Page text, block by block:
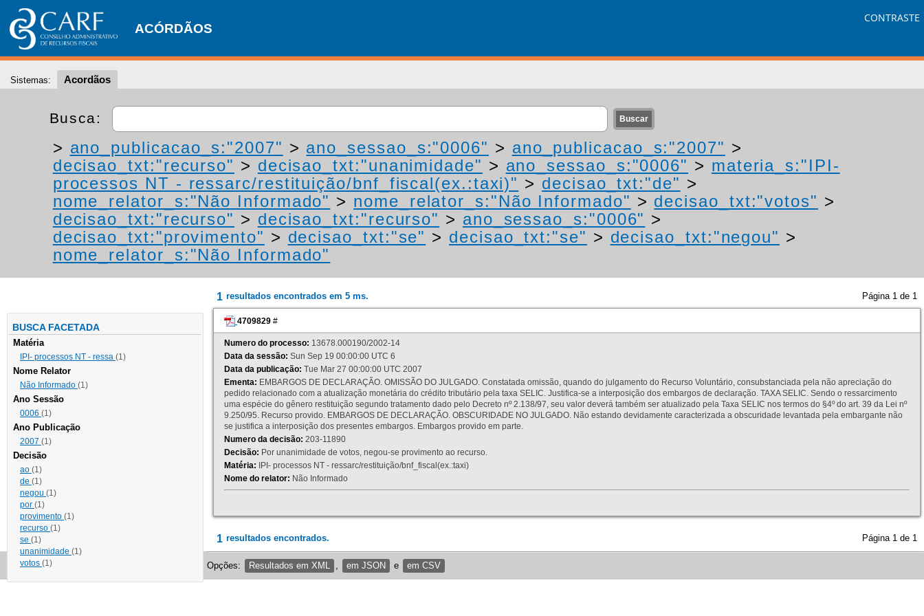
ACÓRDÃOS
CONTRASTE
Sistemas: Acordãos
Busca:
> ano_publicacao_s:"2007" > ano_sessao_s:"0006" > ano_publicacao_s:"2007" >
decisao_txt:"recurso" > decisao_txt:"unanimidade" > ano_sessao_s:"0006" > materia_s:"IPI-
processos NT - ressarc/restituição/bnf_fiscal(ex.:taxi)" > decisao_txt:"de" >
nome_relator_s:"Não Informado" > nome_relator_s:"Não Informado" > decisao_txt:"votos" >
decisao_txt:"recurso" > decisao_txt:"recurso" > ano_sessao_s:"0006" >
decisao_txt:"provimento" > decisao_txt:"se" > decisao_txt:"se" > decisao_txt:"negou" >
nome_relator_s:"Não Informado"
BUSCA FACETADA
Matéria
IPI- processos NT - ressa (1)
Nome Relator
Não Informado (1)
Ano Sessão
0006 (1)
Ano Publicação
2007 (1)
Decisão
ao (1)
de (1)
negou (1)
por (1)
provimento (1)
recurso (1)
se (1)
unanimidade (1)
votos (1)
1 resultados encontrados em 5 ms. Página 1 de 1
4709829 #
Numero do processo: 13678.000190/2002-14
Data da sessão: Sun Sep 19 00:00:00 UTC 6
Data da publicação: Tue Mar 27 00:00:00 UTC 2007
Ementa: EMBARGOS DE DECLARAÇÃO. OMISSÃO DO JULGADO. Constatada omissão, quando do julgamento do Recurso Voluntário, consubstanciada pela não apreciação do
pedido relacionado com a atualização monetária do crédito tributário pela taxa SELIC. Justifica-se a interposição dos embargos de declaração. TAXA SELIC. Sendo o ressarcimento
uma espécie do gênero restituição segundo tratamento dado pelo Decreto nº 2.138/97, seu valor deverá também ser atualizado pela Taxa SELIC nos termos do §4º do art. 39 da Lei nº
9.250/95. Recurso provido. EMBARGOS DE DECLARAÇÃO. OBSCURIDADE NO JULGADO. Não estando devidamente caracterizada a obscuridade levantada pela embargante não
se justifica a interposição dos presentes embargos. Embargos provido em parte.
Numero da decisão: 203-11890
Decisão: Por unanimidade de votos, negou-se provimento ao recurso.
Matéria: IPI- processos NT - ressarc/restituição/bnf_fiscal(ex.:taxi)
Nome do relator: Não Informado
1 resultados encontrados. Página 1 de 1
Opções: Resultados em XML em JSON e em CSV